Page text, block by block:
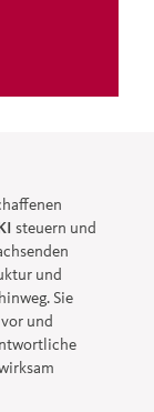
steuern und
und
Sie
und